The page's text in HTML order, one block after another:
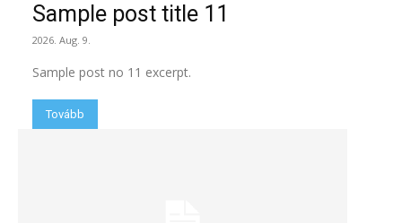
Sample post title 11
2026. Aug. 9.
Sample post no 11 excerpt.
Tovább